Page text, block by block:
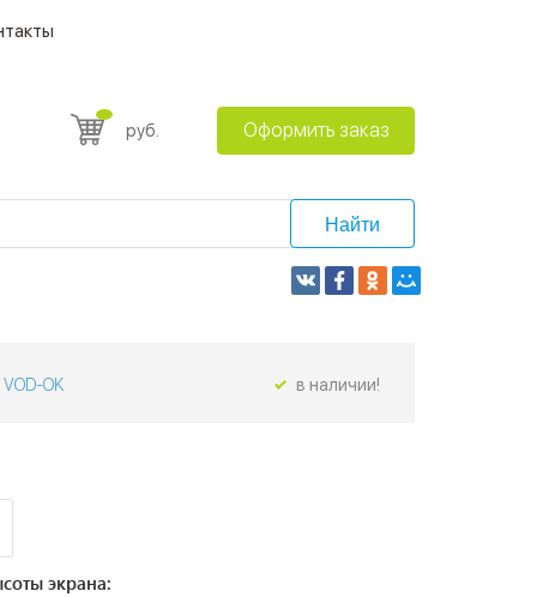
руб. Оформить заказ
Найти
VOD-OK в наличии!
экрана: